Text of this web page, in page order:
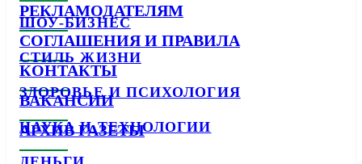
ШОУ-БИЗНЕС
СТИЛЬ ЖИЗНИ
ЗДОРОВЬЕ И ПСИХОЛОГИЯ
НАУКА И ТЕХНОЛОГИИ
РЕКЛАМОДАТЕЛЯМ
СОГЛАШЕНИЯ И ПРАВИЛА
КОНТАКТЫ
ВАКАНСИИ
АРХИВ ГАЗЕТЫ